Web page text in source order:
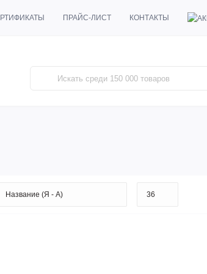
ПРАЙС-ЛИСТ КОНТАКТЫ